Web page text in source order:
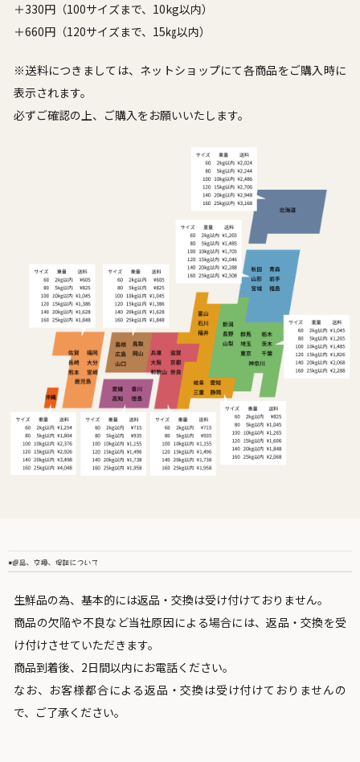
＋330円（100サイズまで、10kg以内）
＋660円（120サイズまで、15㎏以内）
※送料につきましては、ネットショップにて各商品をご購入時に
表示されます。
必ずご確認の上、ご購入をお願いいたします。
生鮮品の為、基本的には返品・交換は受け付けておりません。
商品の欠陥や不良など当社原因による場合には、返品・交換を受
け付けさせていただきます。
商品到着後、2日間以内にお電話ください。
なお、お客様都合による返品・交換は受け付けておりませんの
で、ご了承ください。